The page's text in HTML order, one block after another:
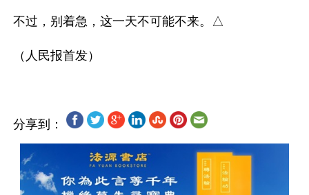
不过，别着急，这一天不可能不来。△
分享到：